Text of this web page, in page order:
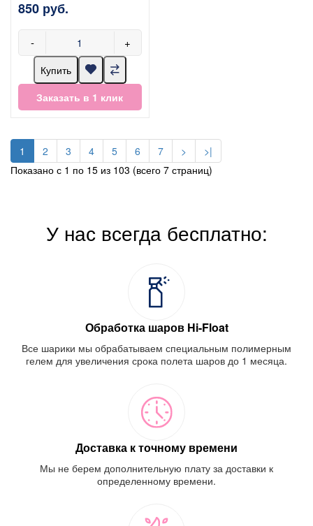
850 руб.
- +
Купить
Заказать в 1 клик
1 2 3 4 5 6 7 >
>|
Показано с 1 по 15 из 103 (всего 7 страниц)
У нас всегда бесплатно:
Обработка шаров Hi-Float
Все шарики мы обрабатываем специальным полимерным
гелем для увеличения срока полета шаров до 1 месяца.
Доставка к точному времени
Мы не берем дополнительную плату за доставки к
определенному времени.